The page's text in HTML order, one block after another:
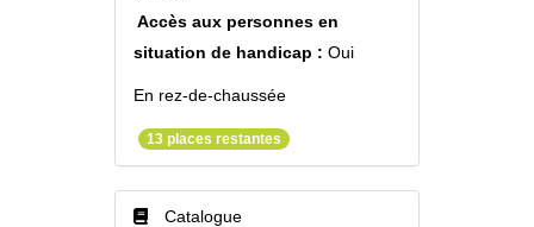
Accès aux personnes en
situation de handicap : Oui
En rez-de-chaussée
13 places restantes
Catalogue